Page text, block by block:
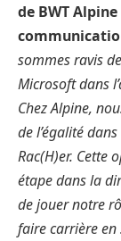
de BWT
sommes ravis
Microsoft dans
Chez Alpine,
de l’égalité
Rac(H)er. Cette
étape dans la
de jouer notre
faire carrière en